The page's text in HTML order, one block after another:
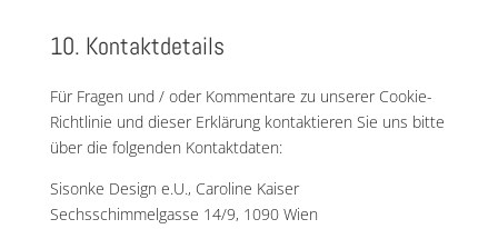
10. Kontaktdetails
Für Fragen und / oder Kommentare zu unserer Cookie-
Richtlinie und dieser Erklärung kontaktieren Sie uns bitte
über die folgenden Kontaktdaten:
Sisonke Design e.U., Caroline Kaiser
Sechsschimmelgasse 14/9, 1090 Wien